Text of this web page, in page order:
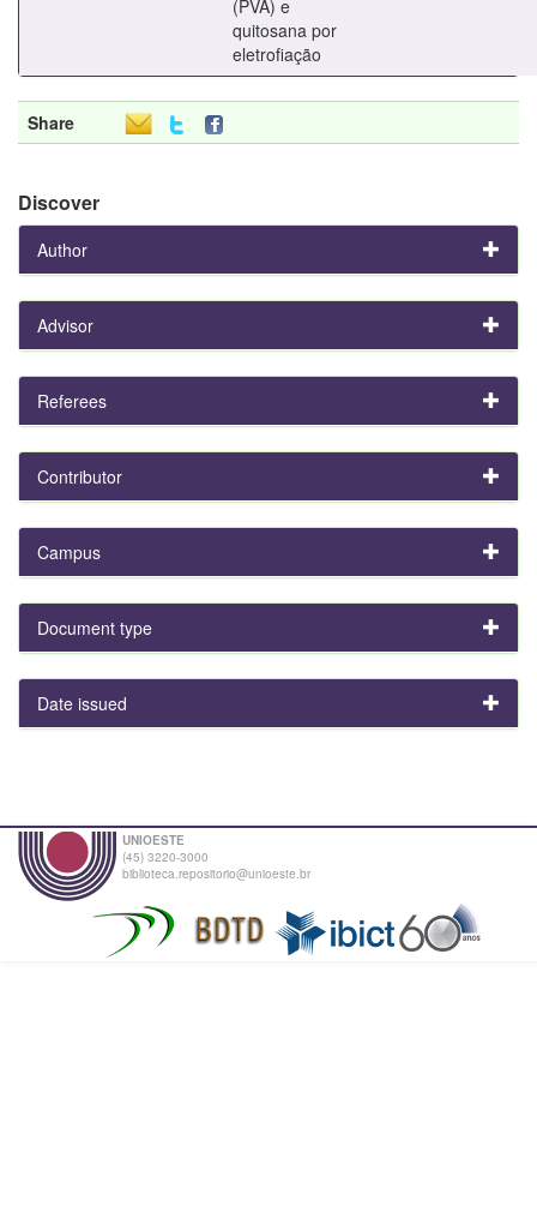
(PVA) e
quitosana por
eletrofiação
Share
Discover
Author
Advisor
Referees
Contributor
Campus
Document type
Date issued
UNIOESTE
(45) 3220-3000
biblioteca.repositorio@unioeste.br